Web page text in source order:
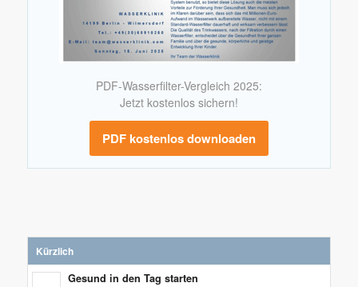
PDF-Wasserfilter-Vergleich 2025:
Jetzt kostenlos sichern!
PDF kostenlos downloaden
Kürzlich
Gesund in den Tag starten